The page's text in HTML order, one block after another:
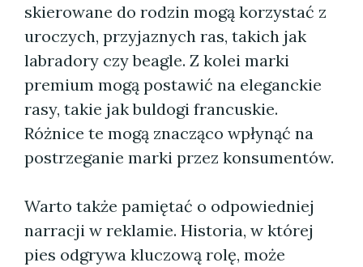
skierowane do rodzin mogą korzystać z
uroczych, przyjaznych ras, takich jak
labradory czy beagle. Z kolei marki
premium mogą postawić na eleganckie
rasy, takie jak buldogi francuskie.
Różnice te mogą znacząco wpłynąć na
postrzeganie marki przez konsumentów.
Warto także pamiętać o odpowiedniej
narracji w reklamie. Historia, w której
pies odgrywa kluczową rolę, może